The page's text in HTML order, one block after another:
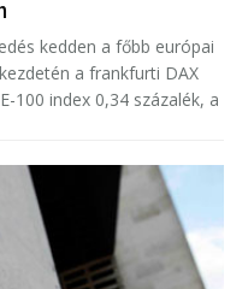
kedden a főbb európai
100 index 0,34 százalék, a